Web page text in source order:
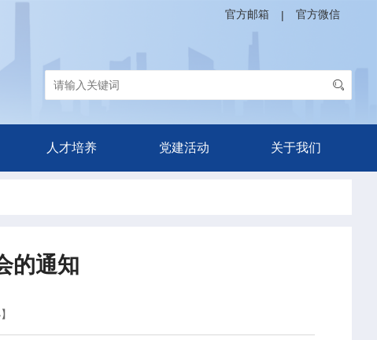
官方邮箱 | 官方微信
人才培养 党建活动 关于我们
的通知
】